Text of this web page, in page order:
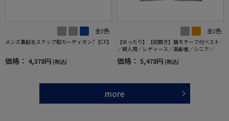
全3色
メンズ裏起毛スナップ釦カーディガン?【CF】
価格： 4,378円 (税込)
全2色
【ゆったり】【前開き】猫モチーフ付ベスト
／婦人用／レディース／高齢者／シニア／猫
柄／カジュアル／プレゼント／ギフト【CF】
価格： 5,478円 (税込)
more